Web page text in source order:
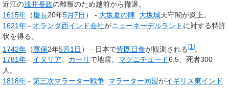
近江の浅井長政の離叛のため越前から撤退。
1615年 （慶長20年5月7日 ） - 大坂夏の陣: 大坂城天守閣が炎上。
1621年 - オランダ西インド会社がニューネーデルラント に対する特許
状を得る。
1742年 （寛保2年5月1日 ） - 日本で皆既日食が観測される[1 ]。
1781年 - イタリア、 カーリ で地震。 マグニチュード6.5、死者300
人。
1818年 - 第三次マラーター戦争: マラーター同盟がイギリス東インド